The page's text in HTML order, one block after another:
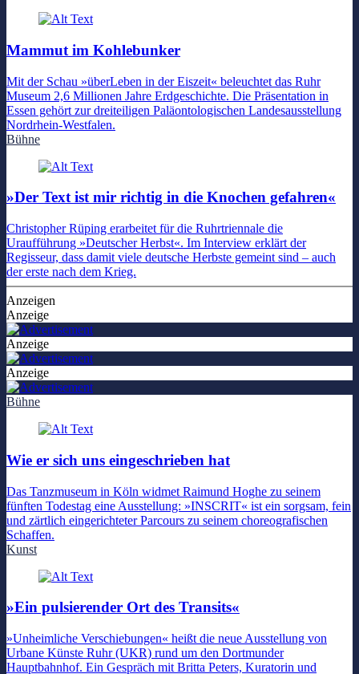
Mammut im Kohlebunker
Mit der Schau »überLeben in der Eiszeit« beleuchtet das Ruhr
Museum 2,6 Millionen Jahre Erdgeschichte. Die Präsentation in
Essen gehört zur dreiteiligen Paläontologischen Landesausstellung
Nordrhein-Westfalen.
Bühne
»Der Text ist mir richtig in die Knochen gefahren«
Christopher Rüping erarbeitet für die Ruhrtriennale die
Uraufführung »Deutscher Herbst«. Im Interview erklärt der
Regisseur, dass damit viele deutsche Herbste gemeint sind – auch
der erste nach dem Krieg.
Anzeigen
Anzeige
Anzeige
Anzeige
Bühne
Wie er sich uns eingeschrieben hat
Das Tanzmuseum in Köln widmet Raimund Hoghe zu seinem
fünften Todestag eine Ausstellung: »INSCRIT« ist ein sorgsam, fein
und zärtlich eingerichteter Parcours zu seinem choreografischen
Schaffen.
Kunst
»Ein pulsierender Ort des Transits«
»Unheimliche Verschiebungen« heißt die neue Ausstellung von
Urbane Künste Ruhr (UKR) rund um den Dortmunder
Hauptbahnhof. Ein Gespräch mit Britta Peters, Kuratorin und